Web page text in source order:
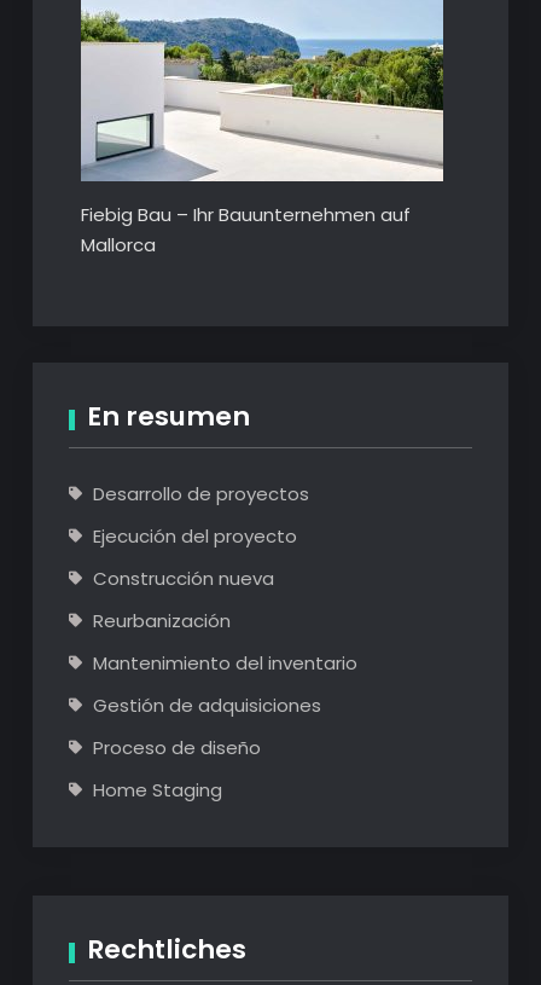
Fiebig Bau – Ihr Bauunternehmen auf
Mallorca
En resumen
Desarrollo de proyectos
Ejecución del proyecto
Construcción nueva
Reurbanización
Mantenimiento del inventario
Gestión de adquisiciones
Proceso de diseño
Home Staging
Rechtliches